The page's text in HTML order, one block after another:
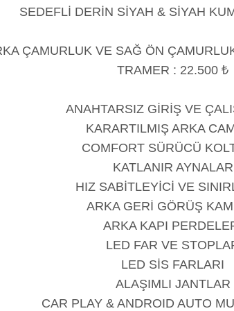
SEDEFLİ DERİN SİYAH & SİYAH
ÇAMURLUK VE SAĞ ÖN
TRAMER : 22.500 ₺
ANAHTARSIZ GİRİŞ VE
KARARTILMIŞ ARKA
COMFORT SÜRÜCÜ
KATLANIR AYNALAR
HIZ SABİTLEYİCİ VE
ARKA GERİ GÖRÜŞ
ARKA KAPI
LED FAR VE
LED SİS FARLARI
ALAŞIMLI JANTLAR
CAR PLAY & ANDROID AUTO